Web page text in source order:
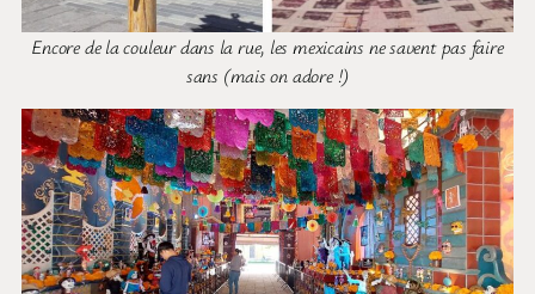
Encore de la couleur dans la rue, les mexicains ne savent pas faire
sans (mais on adore !)